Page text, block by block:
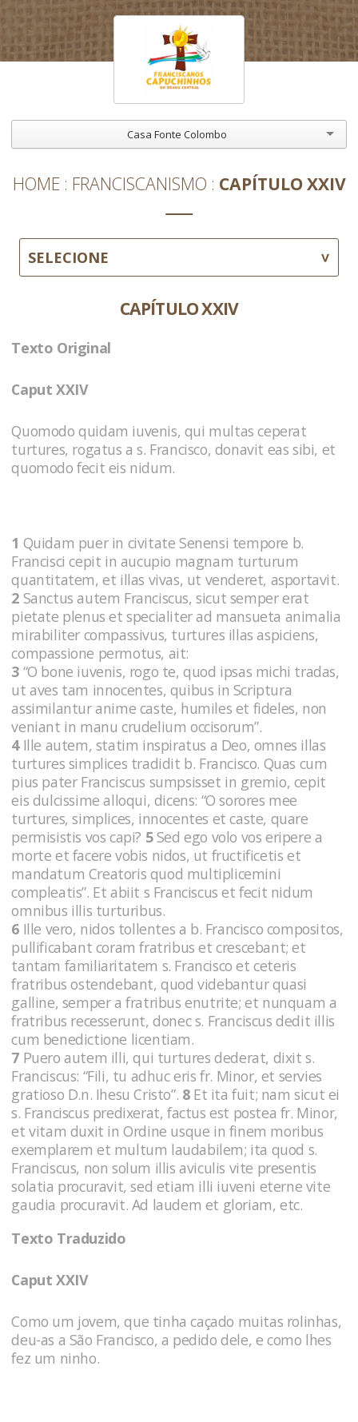
Casa Fonte Colombo
HOME FRANCISCANISMO CAPÍTULO XXIV
SELECIONE
CAPÍTULO XXIV
Texto Original
Caput XXIV
Quomodo quidam iuvenis, qui multas ceperat
turtures, rogatus a s. Francisco, donavit eas sibi, et
quomodo fecit eis nidum.
1 Quidam puer in civitate Senensi tempore b.
Francisci cepit in aucupio magnam turturum
quantitatem, et illas vivas, ut venderet, asportavit.
2 Sanctus autem Franciscus, sicut semper erat
pietate plenus et specialiter ad mansueta animalia
mirabiliter compassivus, turtures illas aspiciens,
compassione permotus, ait:
3 “O bone iuvenis, rogo te, quod ipsas michi tradas,
ut aves tam innocentes, quibus in Scriptura
assimilantur anime caste, humiles et fideles, non
veniant in manu crudelium occisorum”.
4Ille autem, statim inspiratus a Deo, omnes illas
turtures simplices tradidit b. Francisco. Quas cum
pius pater Franciscus sumpsisset in gremio, cepit
eis dulcissime alloqui, dicens: “O sorores mee
turtures, simplices, innocentes et caste, quare
permisistis vos capi? 5Sed ego volo vos eripere a
morte et facere vobis nidos, ut fructificetis et
mandatum Creatoris quod multiplicemini
compleatis”. Et abiit s Franciscus et fecit nidum
omnibus illis turturibus.
6 Ille vero, nidos tollentes a b. Francisco compositos,
pullificabant coram fratribus et crescebant; et
tantam familiaritatem s. Francisco et ceteris
fratribus ostendebant, quod videbantur quasi
galline, semper a fratribus enutrite; et nunquam a
fratribus recesserunt, donec s. Franciscus dedit illis
cum benedictione licentiam.
7 Puero autem illi, qui turtures dederat, dixit s.
Franciscus: “Fili, tu adhuc eris fr. Minor, et servies
gratioso D.n. Ihesu Cristo”. 8 Et ita fuit; nam sicut ei
s. Franciscus predixerat, factus est postea fr. Minor,
et vitam duxit in Ordine usque in finem moribus
exemplarem et multum laudabilem; ita quod s.
Franciscus, non solum illis aviculis vite presentis
solatia procuravit, sed etiam illi iuveni eterne vite
gaudia procuravit. Ad laudem et gloriam, etc.
Texto Traduzido
Caput XXIV
Como um jovem, que tinha caçado muitas rolinhas,
deu-as a São Francisco, a pedido dele, e como lhes
fez um ninho.